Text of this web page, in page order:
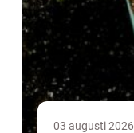
03 augusti 2026